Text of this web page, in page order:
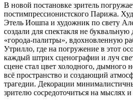
В новой постановке зритель
постимпрессионистского Парижа.
Этель Иошпа и художник по свету
создали для спектакля не
«города-палитры», вдохновленную
Утрилло, где на погружение в этот
каждый штрих сценографии и луч
сцене стал цвет холодного, дымного
всё пространство и создающий
трагедии. Декорации
зрителю сосредоточиться на мыслях и